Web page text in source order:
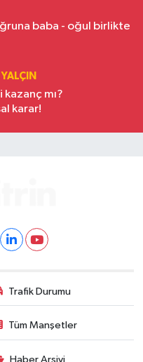
baba - oğul birlikte
mı?
karar!
Trafik Durumu
Tüm Manşetler
Haber Arşivi